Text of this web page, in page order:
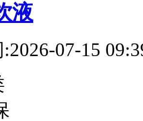
液
07-15